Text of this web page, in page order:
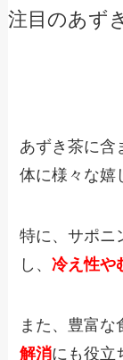
注目のあず
あずき茶に含
体に様々な嬉
特に、サポニ
し、冷え性や
また、豊富
解消にも役立